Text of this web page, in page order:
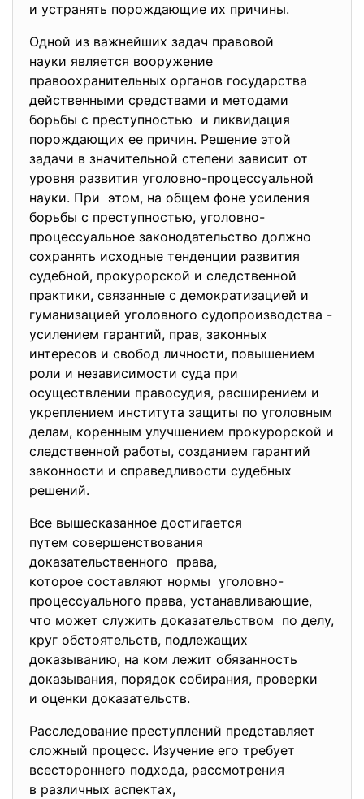
и устранять порождающие их причины.
Одной из важнейших задач правовой
науки является вооружение
правоохранительных органов государства
действенными средствами и методами
борьбы с преступностью и ликвидация
порождающих ее причин. Решение этой
задачи в значительной степени зависит от
уровня развития уголовно-процессуальной
науки. При этом, на общем фоне усиления
борьбы с преступностью, уголовно-
процессуальное законодательство должно
сохранять исходные тенденции развития
судебной, прокурорской и следственной
практики, связанные с демократизацией и
гуманизацией уголовного судопроизводства -
усилением гарантий, прав, законных
интересов и свобод личности, повышением
роли и независимости суда при
осуществлении правосудия, расширением и
укреплением института защиты по уголовным
делам, коренным улучшением прокурорской и
следственной работы, созданием гарантий
законности и справедливости судебных
решений.
Все вышесказанное достигается
путем совершенствования
доказательственного права,
которое составляют нормы уголовно-
процессуального права, устанавливающие,
что может служить доказательством по делу,
круг обстоятельств, подлежащих
доказыванию, на ком лежит обязанность
доказывания, порядок собирания, проверки
и оценки доказательств.
Расследование преступлений представляет
сложный процесс. Изучение его требует
всестороннего подхода, рассмотрения
в различных аспектах,